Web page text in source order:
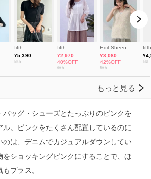
バッグ・シューズとたっぷりのピンクを
ル。ピンクをたくさん配置しているのに
のは、デニムでカジュアルダウンしてい
をショッキングピンクにすることで、ほ
プラス。